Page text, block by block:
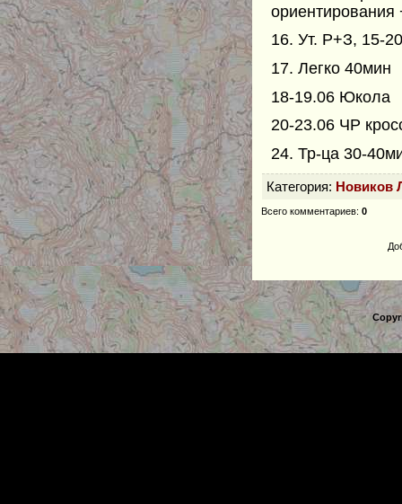
ориентирования
16. Ут. Р+З, 15-
17. Легко 40мин
18-19.06 Юкола
20-23.06 ЧР
24. Тр-ца 30-
Категория: Новиков
Всего комментариев: 0